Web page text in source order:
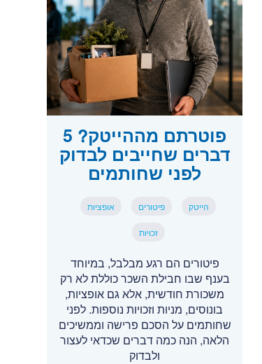
פוטרתם מההייטק? 5
דברים שחייבים לבדוק
לפני שחותמים
הייטק פיטורים אופציות
זכויות
פיטורים הם רגע מבלבל, במיוחד
בענף שבו חבילת השכר כוללת לא רק
משכורת חודשית, אלא גם אופציות,
בונוסים, מניות וזכויות נוספות. לפני
שחותמים על הסכם פרישה וממשיכים
הלאה, הנה כמה דברים שכדאי לעצור
ולבדוק